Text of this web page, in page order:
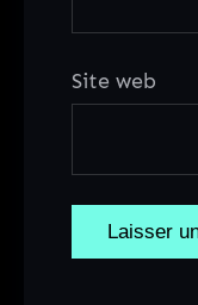
Site web